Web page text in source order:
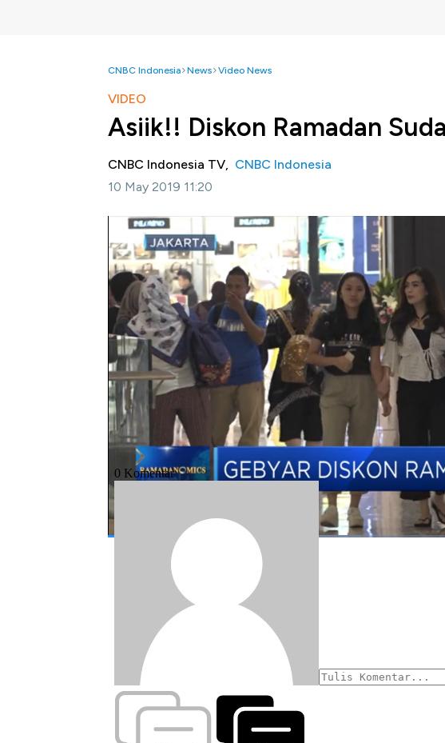
CNBC Indonesia News Video News
VIDEO
Asiik!! Diskon Ramadan
CNBC Indonesia TV, CNBC Indonesia
10 May 2019 11:20
Jakarta, CNBC Indonesia-Pola konsumsi masyarakat
Dalam kesempatan itu sejumlah diskon diberikan untuk
ramadan di tahun ini?
Berikut laporan selengkapnya dalam program Profit di
Bagikan:
#ramadan #diskon ramadan